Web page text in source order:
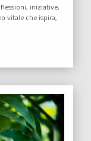
iniziative,
vitale che ispira,